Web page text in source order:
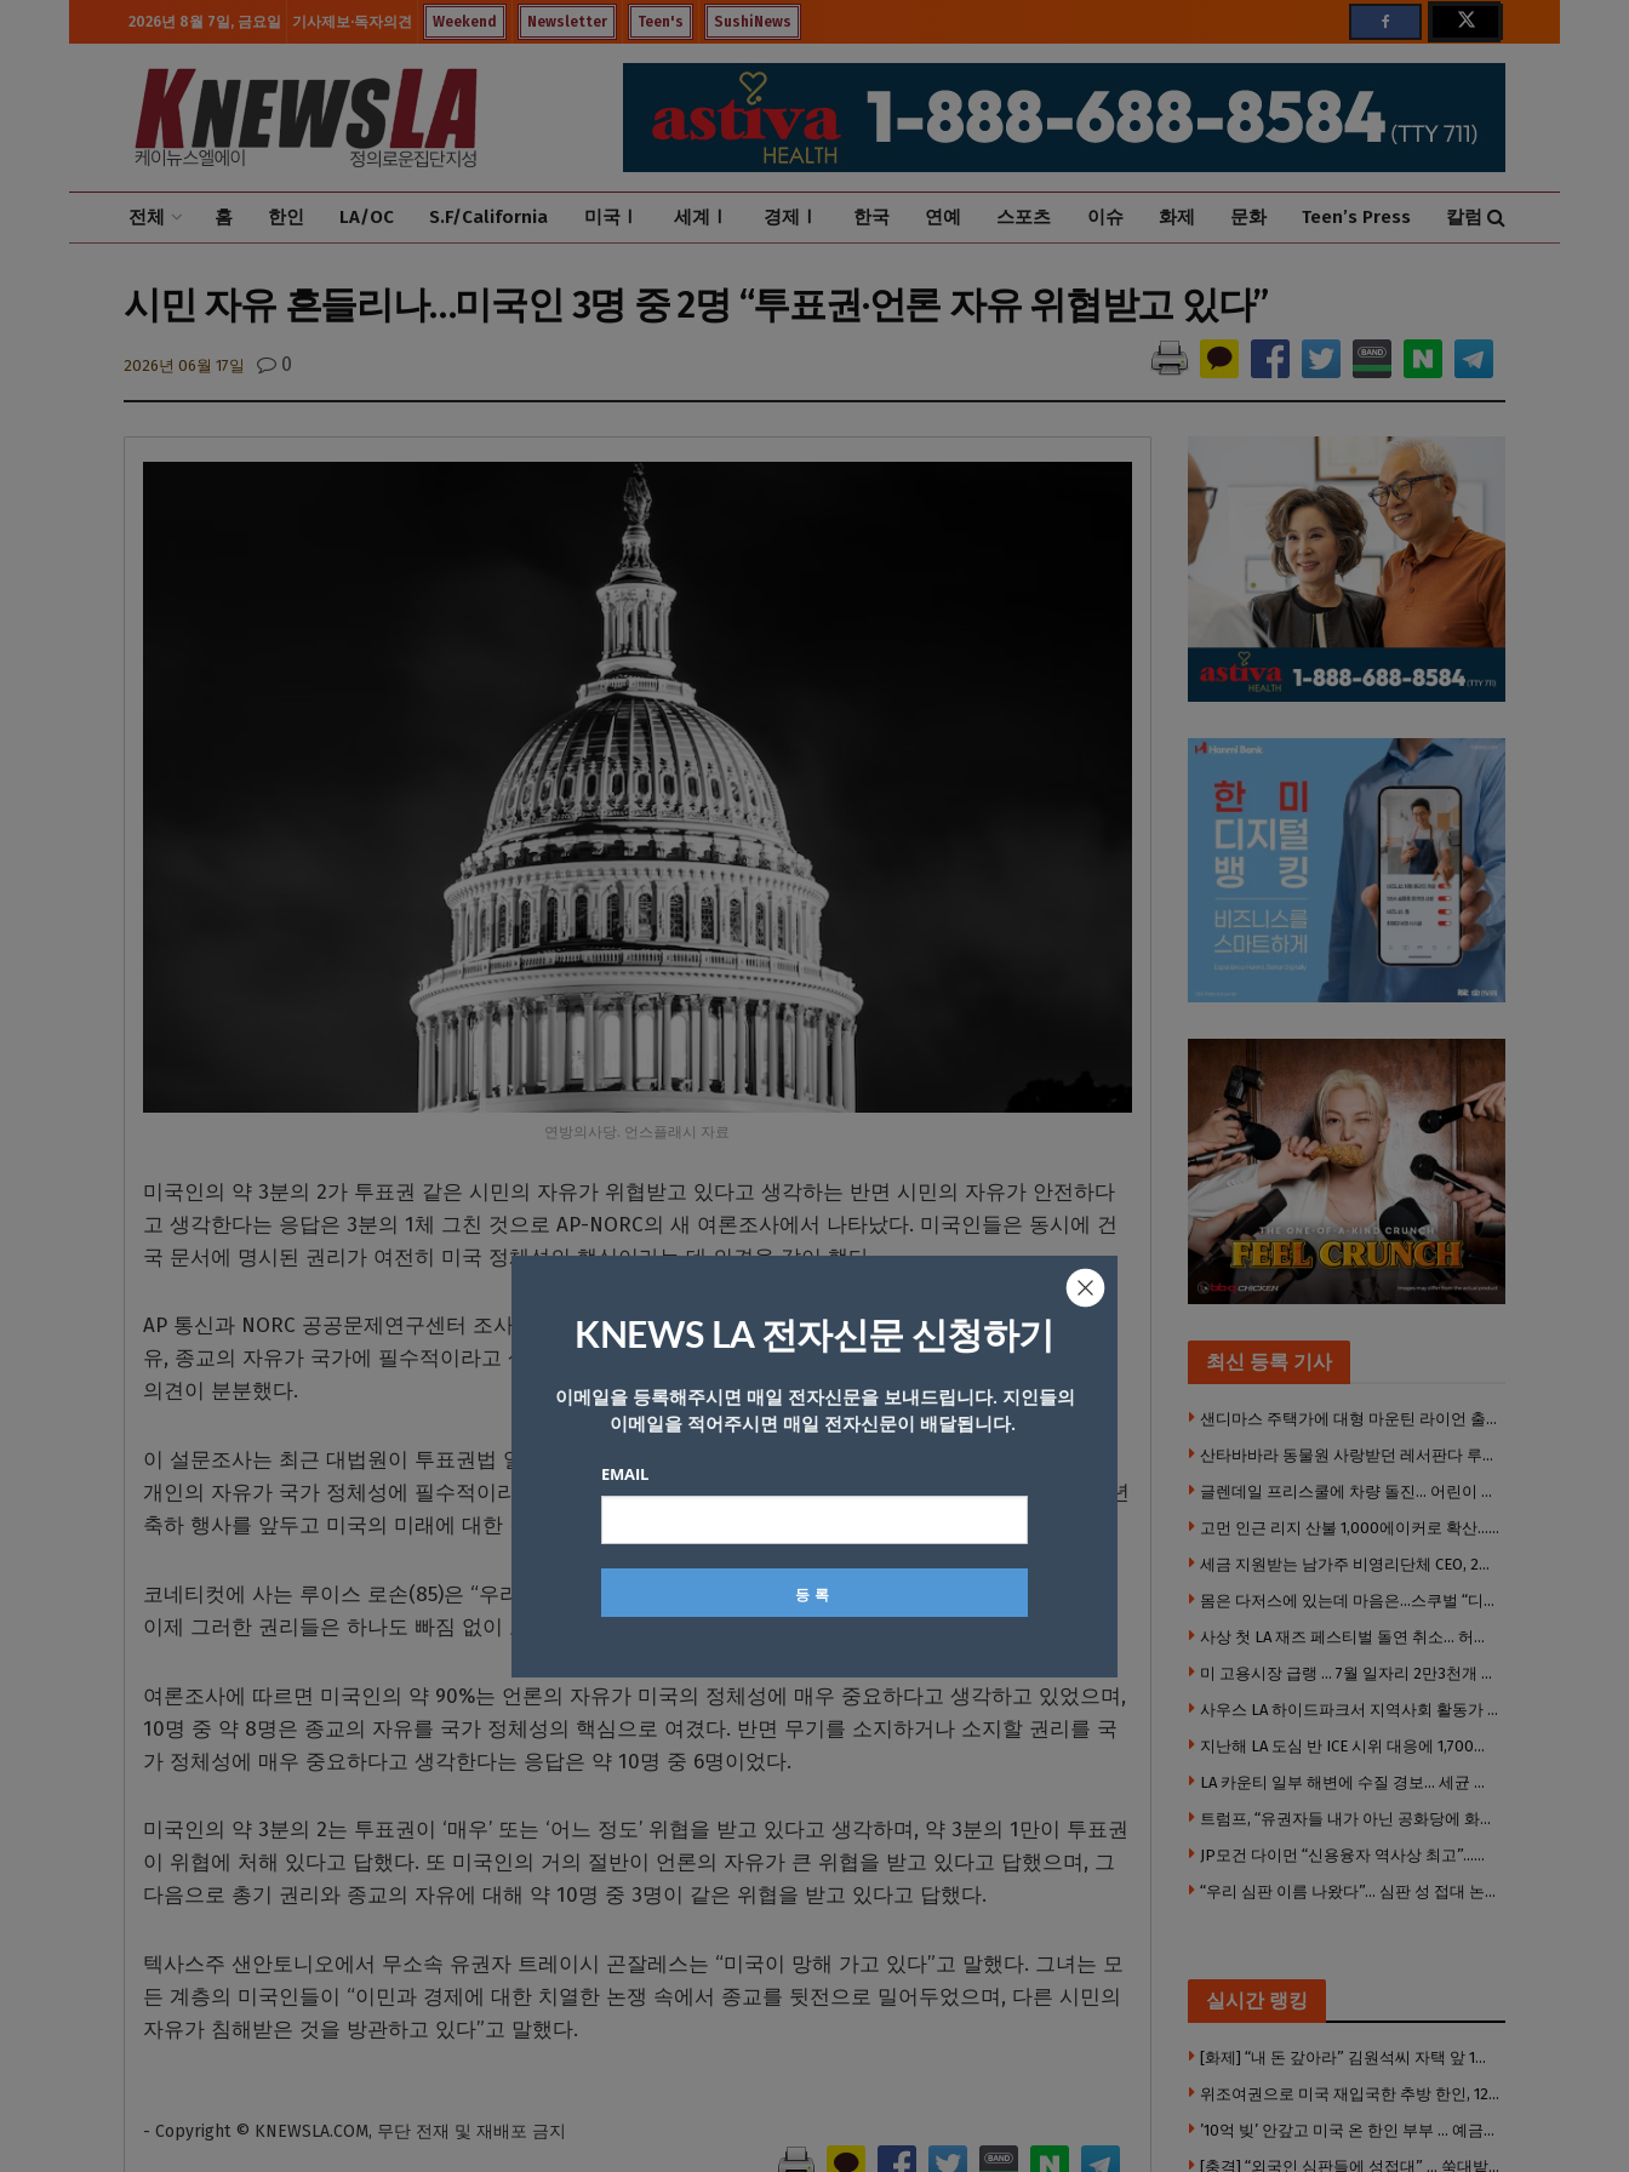
2026년 8월 7일, 금요일 기사제보·독자의견 Weekend Newsletter Teen's SushiNews
전체 홈 한인 LA/OC S.F/California 미국Ⅰ 세계Ⅰ 경제Ⅰ 한국 연예 스포츠 이슈 화제 문화 Teen’s Press 칼럼
시민 자유 흔들리나…미국인 3명 중 2명 “투표권·언론 자유 위협받고 있다”
2026년 06월 17일 0
연방의사당. 언스플래시 자료
미국인의 약 3분의 2가 투표권 같은 시민의 자유가 위협받고 있다고 생각하는 반면 시민의 자유가 안전하다
고 생각한다는 응답은 3분의 1체 그친 것으로 AP-NORC의 새 여론조사에서 나타났다. 미국인들은 동시에 건
국 문서에 명시된 권리가 여전히 미국 정체성의 핵심이라는 데 의견을 같이 했다.
AP 통신과 NORC 공공문제연구센터 조사에 따르면 인구통계학적으로 대부분의 미국인은 투표권, 언론의 자
유, 종교의 자유가 국가에 필수적이라고 생각하는 것으로 나타났지만, 무기 소지 권리의 중요성에 대해서는
의견이 분분했다.
이 설문조사는 최근 대법원이 투표권법 일부 조항을 축소하는 판결을 내리기 전인 4월16∼20일 실시됐으며,
개인의 자유가 국가 정체성에 필수적이라는 미국인들의 지속적인 공감대를 보여주지만 동시에 건국 500주년
축하 행사를 앞두고 미국의 미래에 대한 깊은 불안감도 드러내 보였다.
코네티컷에 사는 루이스 로손(85)은 “우리의 권리에 대한 생각은 몇 년 전까지만 해도 매우 일관적이었지만,
이제 그러한 권리들은 하나도 빠짐 없이 모두 위협받고 있다”고 말했다.
여론조사에 따르면 미국인의 약 90%는 언론의 자유가 미국의 정체성에 매우 중요하다고 생각하고 있었으며,
10명 중 약 8명은 종교의 자유를 국가 정체성의 핵심으로 여겼다. 반면 무기를 소지하거나 소지할 권리를 국
가 정체성에 매우 중요하다고 생각한다는 응답은 약 10명 중 6명이었다.
미국인의 약 3분의 2는 투표권이 ‘매우’ 또는 ‘어느 정도’ 위협을 받고 있다고 생각하며, 약 3분의 1만이 투표권
이 위협에 처해 있다고 답했다. 또 미국인의 거의 절반이 언론의 자유가 큰 위협을 받고 있다고 답했으며, 그
다음으로 총기 권리와 종교의 자유에 대해 약 10명 중 3명이 같은 위협을 받고 있다고 답했다.
텍사스주 샌안토니오에서 무소속 유권자 트레이시 곤잘레스는 “미국이 망해 가고 있다”고 말했다. 그녀는 모
든 계층의 미국인들이 “이민과 경제에 대한 치열한 논쟁 속에서 종교를 뒷전으로 밀어두었으며, 다른 시민의
자유가 침해받은 것을 방관하고 있다”고 말했다.
- Copyright © KNEWSLA.COM, 무단 전재 및 재배포 금지
최신 등록 기사
샌디마스 주택가에 대형 마운틴 라이언 출몰… 당국 긴급 대응, 주민 접근 자제 당부
산타바바라 동물원 사랑받던 레서판다 루비 사망… 갓 태어난 새끼 2마리 잃은 지 수주 만
글렌데일 프리스쿨에 차량 돌진… 어린이 8명 경상
고먼 인근 리지 산불 1,000에이커로 확산… 5번 프리웨이 양방향 전면 폐쇄
세금 지원받는 남가주 비영리단체 CEO, 2년간 160만 달러 이상 받아… 미사용 휴가수당만 수십만 달러
몸은 다저스에 있는데 마음은…스쿠벌 “디트로이트로 돌아가고파”
사상 첫 LA 재즈 페스티벌 돌연 취소… 허가·행사 준비 문제로 일정 변경
미 고용시장 급랭 … 7월 일자리 2만3천개 감소 ‘예상 밖 쇼크’
사우스 LA 하이드파크서 지역사회 활동가 대낮 총격 사망… 용의자 도주
지난해 LA 도심 반 ICE 시위 대응에 1,700만 달러 이상 지출… LAPD, 대규모 시위 대비 강화 필요
LA 카운티 일부 해변에 수질 경보… 세균 수치 기준 초과, 입수 자제 당부
트럼프, “유권자들 내가 아닌 공화당에 화난 것”
JP모건 다이먼 “신용융자 역사상 최고”…숨은 레버리지 경고
“우리 심판 이름 나왔다”… 심판 성 접대 논란에 日 축구계 발칵
실시간 랭킹
[화제] “내 돈 갚아라” 김원석씨 자택 앞 1인 광대 시위 … 한인 투자사, “108만 달러 못받아”
위조여권으로 미국 재입국한 추방 한인, 120만 달러 은행 사기 행각
’10억 빚’ 안갚고 미국 온 한인 부부 … 예금보험공사, 미국서 소송
[충격] “외국인 심판들에 성접대” … 쑥대밭된 축협 어디까지 추락하나
KNEWS LA 전자신문 신청하기
이메일을 등록해주시면 매일 전자신문을 보내드립니다. 지인들의
이메일을 적어주시면 매일 전자신문이 배달됩니다.
EMAIL